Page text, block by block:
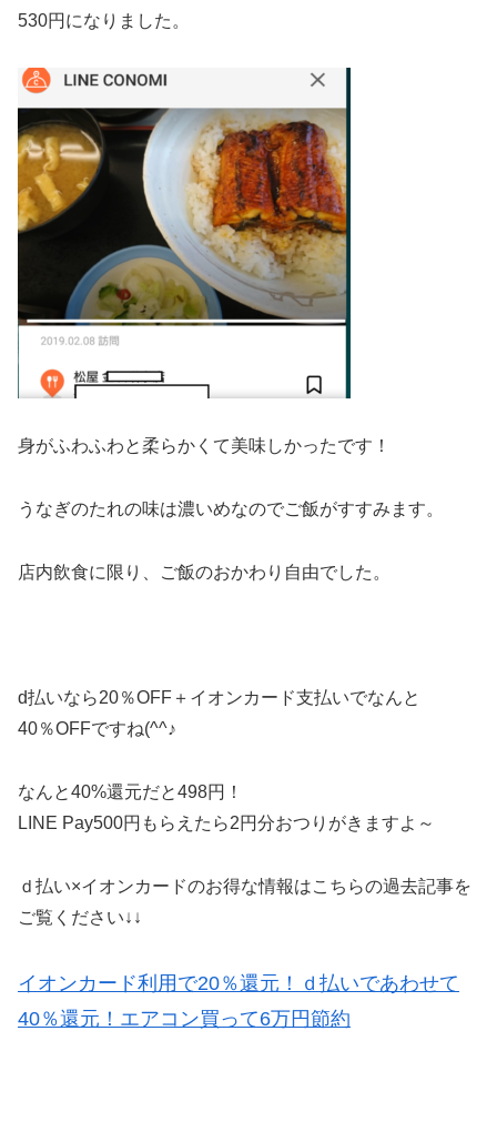
530円になりました。
身がふわふわと柔らかくて美味しかったです！
うなぎのたれの味は濃いめなのでご飯がすすみます。
店内飲食に限り、ご飯のおかわり自由でした。
d払いなら20％OFF＋イオンカード支払いでなんと
40％OFFですね(^^♪
なんと40%還元だと498円！
LINE Pay500円もらえたら2円分おつりがきますよ～
ｄ払い×イオンカードのお得な情報はこちらの過去記事を
ご覧ください↓↓
イオンカード利用で20％還元！ｄ払いであわせて
40％還元！エアコン買って6万円節約